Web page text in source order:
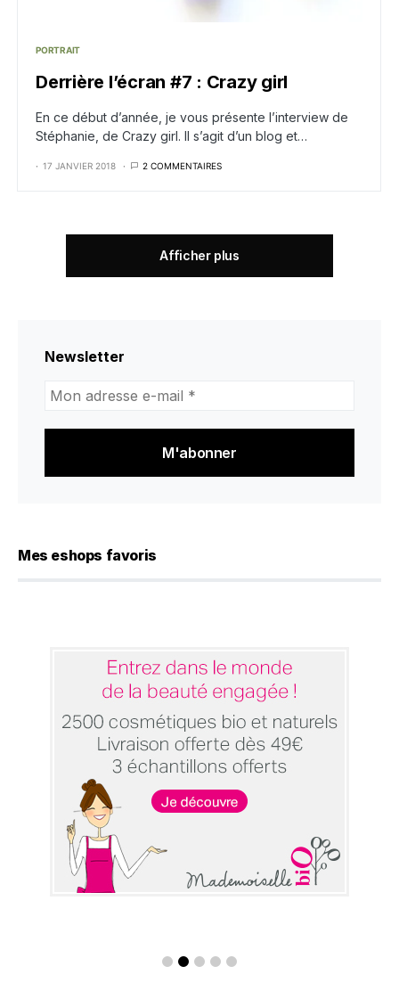
PORTRAIT
Derrière l’écran #7 : Crazy girl
En ce début d’année, je vous présente l’interview de
Stéphanie, de Crazy girl. Il s’agit d’un blog et…
17 JANVIER 2018 2 COMMENTAIRES
Afficher plus
Newsletter
adresse
mail
Mes eshops favoris